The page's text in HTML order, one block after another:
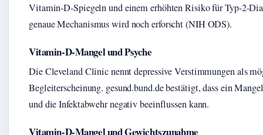
Vitamin‑D‑Spiegeln und einem erhöhten Risiko für
genaue Mechanismus wird noch erforscht (NIH ODS).
Vitamin‑D‑Mangel und Psyche
Die Cleveland Clinic nennt depressive Verstimmungen als
Begleiterscheinung. gesund.bund.de bestätigt, dass ein
und die Infektabwehr negativ beeinflussen kann.
Vitamin‑D‑Mangel und Gewichtszunahme